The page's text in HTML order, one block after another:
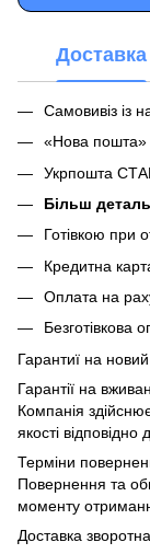
Доставка
Самовивіз із
«Нова пошта»
Укрпошта
Більш
Готівкою при
Кредитна
Оплата на
Безготівкова
Гарантиї на новий
Гарантії на
Компанія
якості відповідно
Терміни
Повернення та
моменту
Доставка